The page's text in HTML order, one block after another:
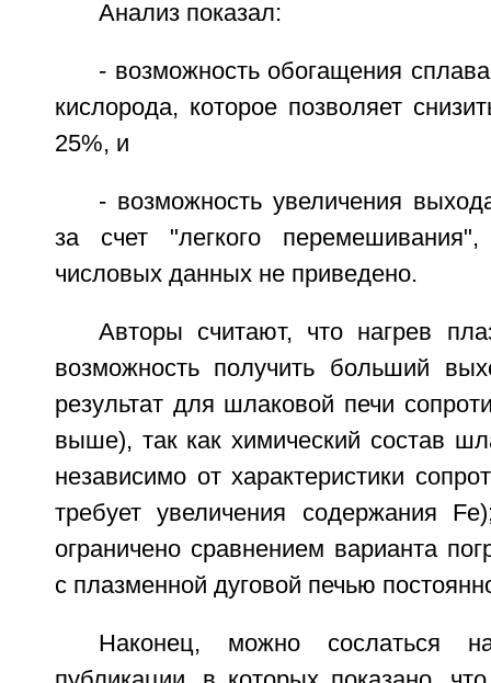
Анализ показал:
- возможность обогащения
кислорода, которое позволяет
25%, и
- возможность увеличения
за счет "легкого
числовых данных не приведено.
Авторы считают, что нагрев
возможность получить больший
результат для шлаковой печи
выше), так как химический состав
независимо от характеристики
требует увеличения содержания
ограничено сравнением варианта
с плазменной дуговой печью
Наконец, можно сослаться